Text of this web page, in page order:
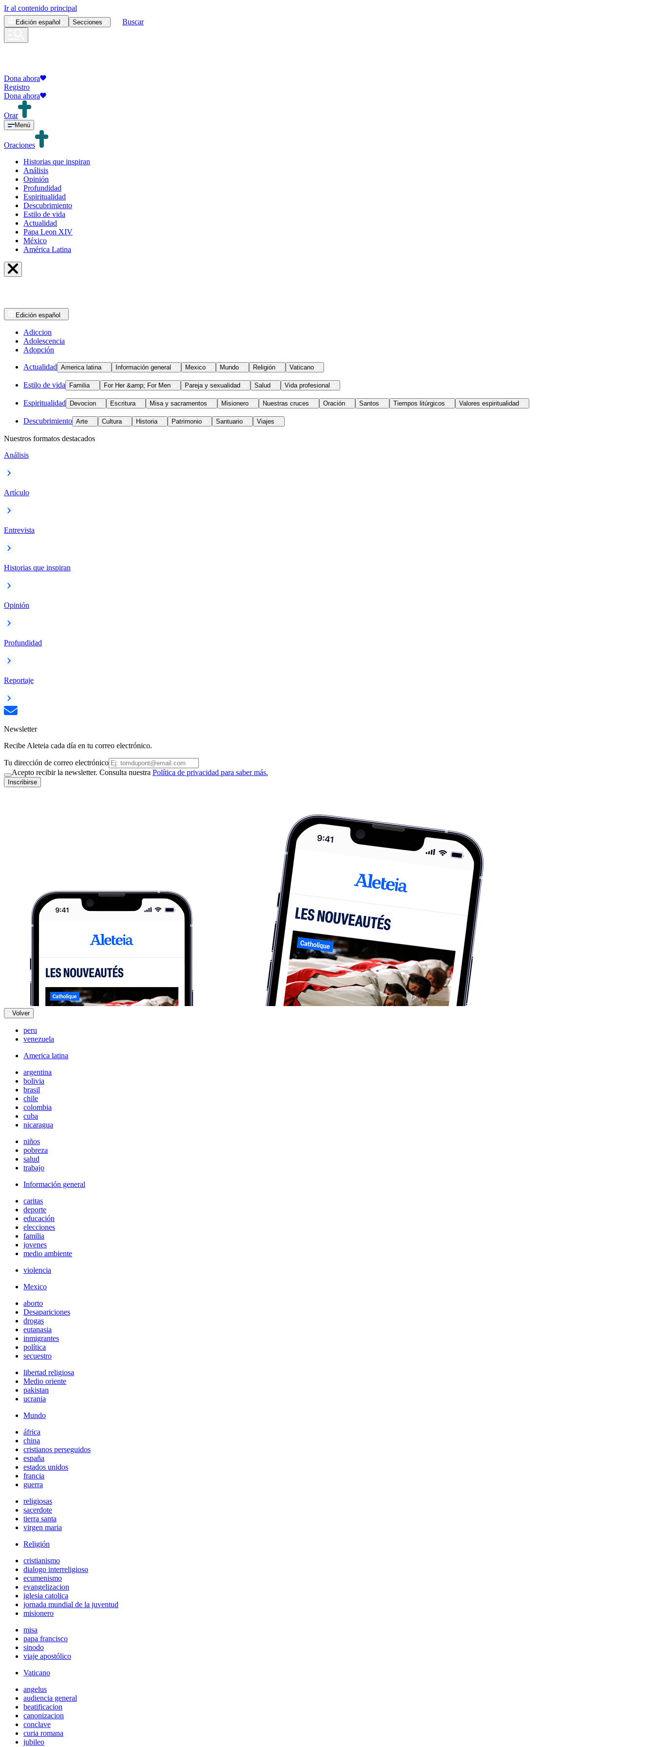
Ir al contenido principal
Edición español Secciones Buscar
Dona ahora
Registro
Dona ahora
Orar
Menú
Oraciones
Historias que inspiran
Análisis
Opinión
Profundidad
Espiritualidad
Descubrimiento
Estilo de vida
Actualidad
Papa Leon XIV
México
América Latina
Edición español
Adiccion
Adolescencia
Adopción
Actualidad America latina Información general Mexico Mundo Religión Vaticano
Estilo de vida Familia For Her &amp; For Men Pareja y sexualidad Salud Vida profesional
Espiritualidad Devocion Escritura Misa y sacramentos Misionero Nuestras cruces Oración Santos Tiempos litúrgicos Valores espiritualidad
Descubrimiento Arte Cultura Historia Patrimonio Santuario Viajes
Nuestros formatos destacados
Análisis
Artículo
Entrevista
Historias que inspiran
Opinión
Profundidad
Reportaje
Newsletter
Recibe Aleteia cada día en tu correo electrónico.
Tu dirección de correo electrónico
Acepto recibir la newsletter. Consulta nuestra Política de privacidad para saber más.
Inscribirse
Volver
peru
venezuela
America latina
argentina
bolivia
brasil
chile
colombia
cuba
nicaragua
niños
pobreza
salud
trabajo
Información general
caritas
deporte
educación
elecciones
familia
jovenes
medio ambiente
violencia
Mexico
aborto
Desapariciones
drogas
eutanasia
inmigrantes
política
secuestro
libertad religiosa
Medio oriente
pakistan
ucrania
Mundo
áfrica
china
cristianos perseguidos
españa
estados unidos
francia
guerra
religiosas
sacerdote
tierra santa
virgen maria
Religión
cristianismo
dialogo interreligioso
ecumenismo
evangelizacion
iglesia catolica
jornada mundial de la juventud
misionero
misa
papa francisco
sinodo
viaje apostólico
Vaticano
angelus
audiencia general
beatificacion
canonizacion
conclave
curia romana
jubileo